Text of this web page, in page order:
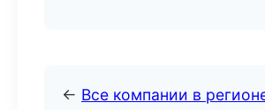
← Все компании в